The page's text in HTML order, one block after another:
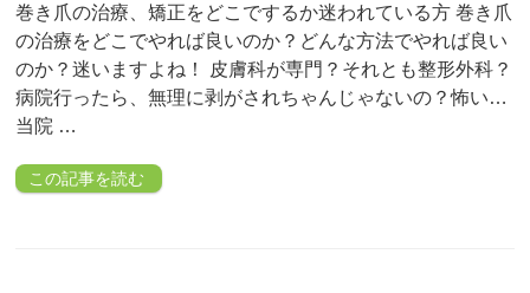
巻き爪の治療、矯正をどこでするか迷われている方 巻き爪
の治療をどこでやれば良いのか？どんな方法でやれば良い
のか？迷いますよね！ 皮膚科が専門？それとも整形外科？
病院行ったら、無理に剥がされちゃんじゃないの？怖い…
当院 …
この記事を読む